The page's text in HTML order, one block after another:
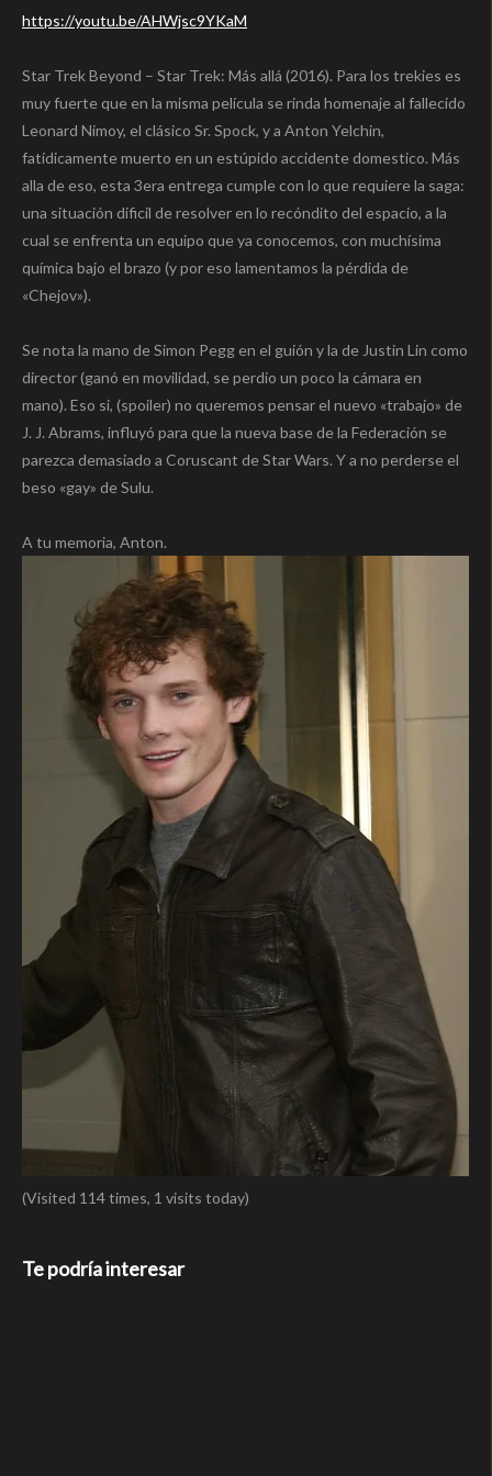
https://youtu.be/AHWjsc9YKaM
Star Trek Beyond – Star Trek: Más allá (2016). Para los trekies es
muy fuerte que en la misma película se rinda homenaje al fallecido
Leonard Nimoy, el clásico Sr. Spock, y a Anton Yelchin,
fatídicamente muerto en un estúpido accidente domestico. Más
alla de eso, esta 3era entrega cumple con lo que requiere la saga:
una situación dificil de resolver en lo recóndito del espacio, a la
cual se enfrenta un equipo que ya conocemos, con muchísima
química bajo el brazo (y por eso lamentamos la pérdida de
«Chejov»).
Se nota la mano de Simon Pegg en el guión y la de Justin Lin como
director (ganó en movilidad, se perdio un poco la cámara en
mano). Eso si, (spoiler) no queremos pensar el nuevo «trabajo» de
J. J. Abrams, influyó para que la nueva base de la Federación se
parezca demasiado a Coruscant de Star Wars. Y a no perderse el
beso «gay» de Sulu.
A tu memoria, Anton.
(Visited 114 times, 1 visits today)
Te podría interesar